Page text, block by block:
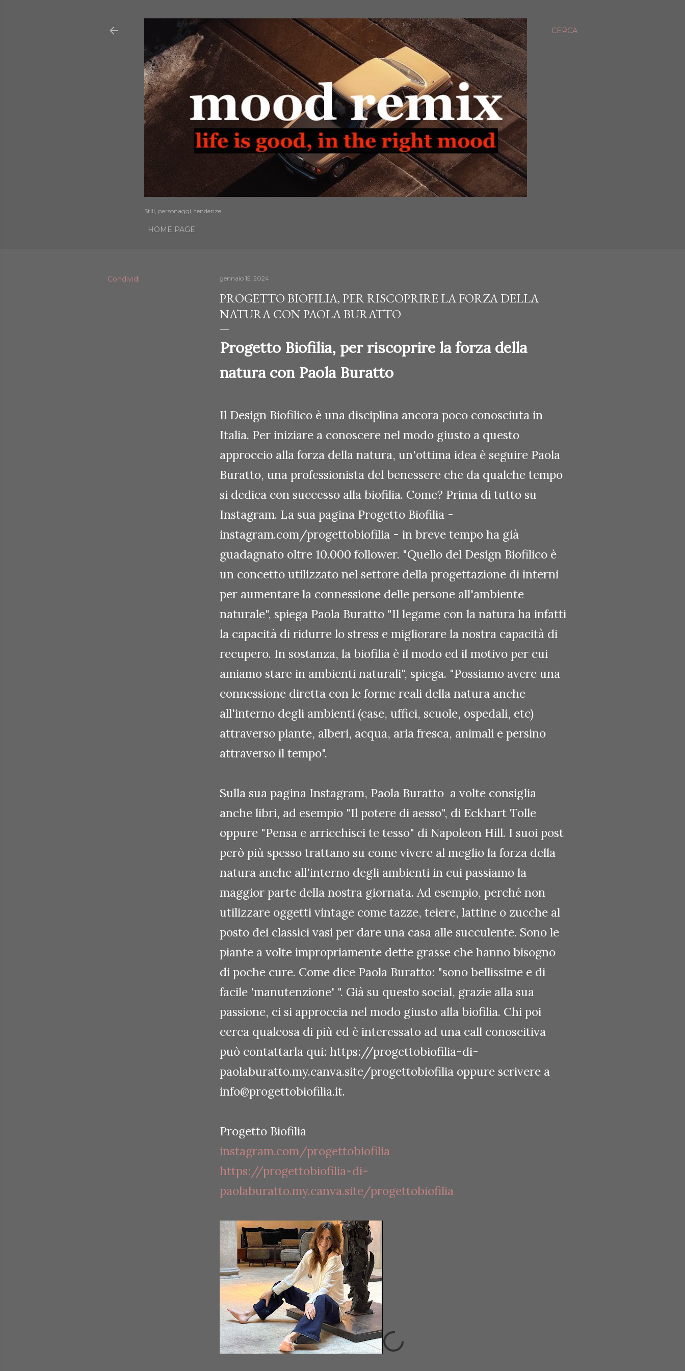
CERCA
Stili, personaggi, tendenze
HOME PAGE
Condividi gennaio 15, 2024
PROGETTO BIOFILIA, PER RISCOPRIRE LA FORZA DELLA
NATURA CON PAOLA BURATTO
Progetto Biofilia, per riscoprire la forza della
natura con Paola Buratto
Il Design Biofilico è una disciplina ancora poco conosciuta in
Italia. Per iniziare a conoscere nel modo giusto a questo
approccio alla forza della natura, un'ottima idea è seguire Paola
Buratto, una professionista del benessere che da qualche tempo
si dedica con successo alla biofilia. Come? Prima di tutto su
Instagram. La sua pagina Progetto Biofilia -
instagram.com/progettobiofilia - in breve tempo ha già
guadagnato oltre 10.000 follower. "Quello del Design Biofilico è
un concetto utilizzato nel settore della progettazione di interni
per aumentare la connessione delle persone all'ambiente
naturale", spiega Paola Buratto "Il legame con la natura ha infatti
la capacità di ridurre lo stress e migliorare la nostra capacità di
recupero. In sostanza, la biofilia è il modo ed il motivo per cui
amiamo stare in ambienti naturali", spiega. "Possiamo avere una
connessione diretta con le forme reali della natura anche
all'interno degli ambienti (case, uffici, scuole, ospedali, etc)
attraverso piante, alberi, acqua, aria fresca, animali e persino
attraverso il tempo".
Sulla sua pagina Instagram, Paola Buratto a volte consiglia
anche libri, ad esempio "Il potere di aesso", di Eckhart Tolle
oppure "Pensa e arricchisci te tesso" di Napoleon Hill. I suoi post
però più spesso trattano su come vivere al meglio la forza della
natura anche all'interno degli ambienti in cui passiamo la
maggior parte della nostra giornata. Ad esempio, perché non
utilizzare oggetti vintage come tazze, teiere, lattine o zucche al
posto dei classici vasi per dare una casa alle succulente. Sono le
piante a volte impropriamente dette grasse che hanno bisogno
di poche cure. Come dice Paola Buratto: "sono bellissime e di
facile 'manutenzione' ". Già su questo social, grazie alla sua
passione, ci si approccia nel modo giusto alla biofilia. Chi poi
cerca qualcosa di più ed è interessato ad una call conoscitiva
può contattarla qui: https://progettobiofilia-di-
paolaburatto.my.canva.site/progettobiofilia oppure scrivere a
info@progettobiofilia.it.
Progetto Biofilia
instagram.com/progettobiofilia
https://progettobiofilia-di-
paolaburatto.my.canva.site/progettobiofilia